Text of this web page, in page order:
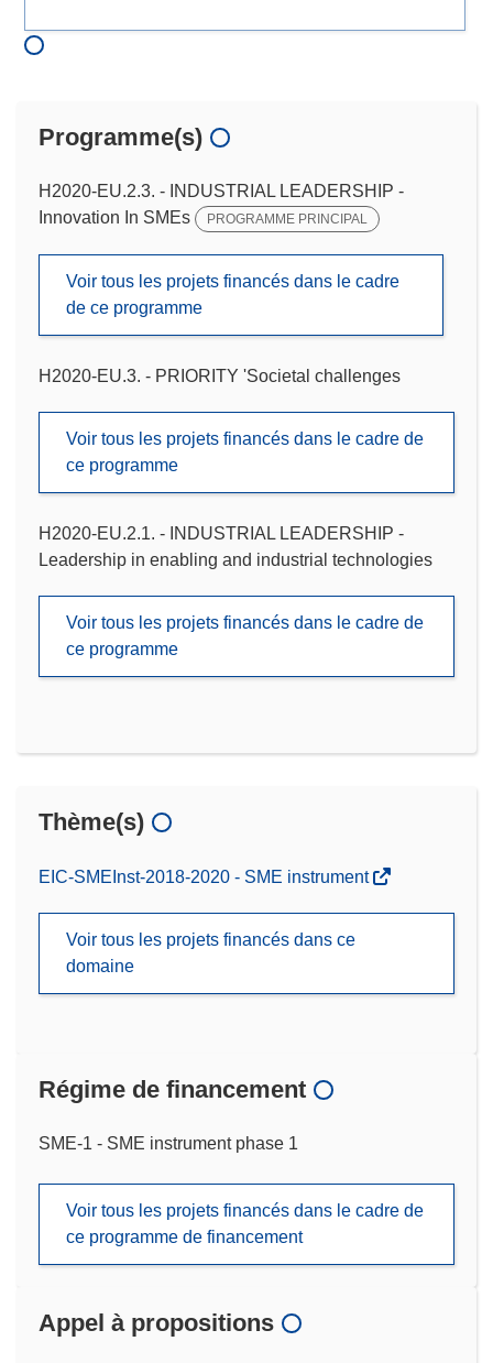
Programme(s)
H2020-EU.2.3. - INDUSTRIAL LEADERSHIP -
Innovation In SMEs
PROGRAMME PRINCIPAL
Voir tous les projets financés dans le cadre
de ce programme
H2020-EU.3. - PRIORITY 'Societal challenges
Voir tous les projets financés dans le cadre de
ce programme
H2020-EU.2.1. - INDUSTRIAL LEADERSHIP -
Leadership in enabling and industrial technologies
Voir tous les projets financés dans le cadre de
ce programme
Thème(s)
EIC-SMEInst-2018-2020 - SME instrument
Voir tous les projets financés dans ce
domaine
Régime de financement
SME-1 - SME instrument phase 1
Voir tous les projets financés dans le cadre de
ce programme de financement
Appel à propositions